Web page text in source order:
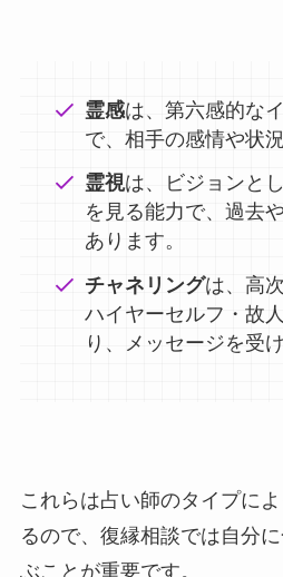
霊感は、第六感的な
で、相手の感情や状
霊視は、ビジョンと
を見る能力で、過去
あります。
チャネリングは、高
ハイヤーセルフ・故
り、メッセージを受
これらは占い師のタイプに
るので、復縁相談では自分
ぶことが重要です。